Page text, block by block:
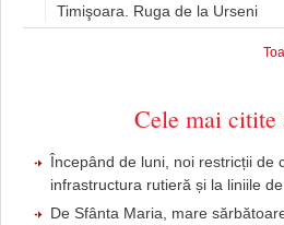
Timişoara. Ruga de la Urseni
Cele mai citite
Începând de luni, noi restricții de
infrastructura rutieră și la liniile
De Sfânta Maria, mare